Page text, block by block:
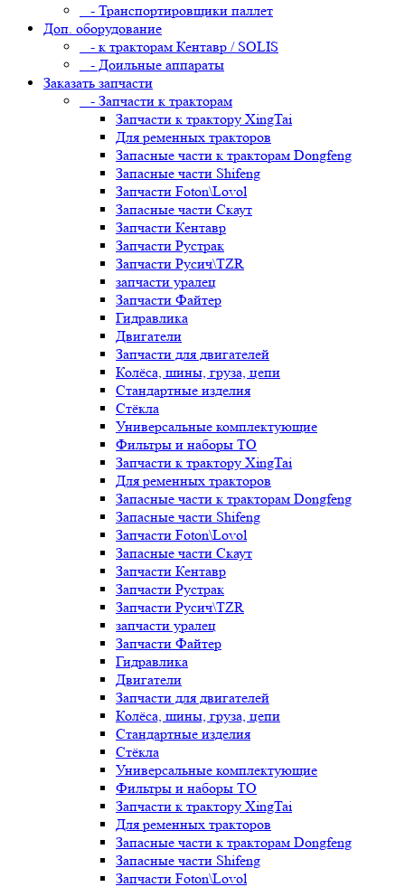
- Транспортировщики паллет
Доп. оборудование
- к тракторам Кентавр / SOLIS
- Доильные аппараты
Заказать запчасти
- Запчасти к тракторам
Запчасти к трактору XingTai
Для ременных тракторов
Запасные части к тракторам Dongfeng
Запасные части Shifeng
Запчасти Foton\Lovol
Запасные части Скаут
Запчасти Кентавр
Запчасти Рустрак
Запчасти Русич\TZR
запчасти уралец
Запчасти Файтер
Гидравлика
Двигатели
Запчасти для двигателей
Колёса, шины, груза, цепи
Стандартные изделия
Стёкла
Универсальные комплектующие
Фильтры и наборы ТО
Запчасти к трактору XingTai
Для ременных тракторов
Запасные части к тракторам Dongfeng
Запасные части Shifeng
Запчасти Foton\Lovol
Запасные части Скаут
Запчасти Кентавр
Запчасти Рустрак
Запчасти Русич\TZR
запчасти уралец
Запчасти Файтер
Гидравлика
Двигатели
Запчасти для двигателей
Колёса, шины, груза, цепи
Стандартные изделия
Стёкла
Универсальные комплектующие
Фильтры и наборы ТО
Запчасти к трактору XingTai
Для ременных тракторов
Запасные части к тракторам Dongfeng
Запасные части Shifeng
Запчасти Foton\Lovol